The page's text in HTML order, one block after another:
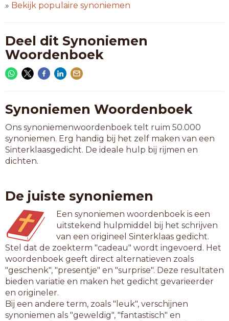
» Bekijk populaire synoniemen
Deel dit Synoniemen
Woordenboek
Synoniemen Woordenboek
Ons synoniemenwoordenboek telt ruim 50.000
synoniemen. Erg handig bij het zelf maken van een
Sinterklaasgedicht. De ideale hulp bij rijmen en
dichten.
De juiste synoniemen
Een synoniemen woordenboek is een
uitstekend hulpmiddel bij het schrijven
van een origineel Sinterklaas gedicht.
Stel dat de zoekterm "cadeau" wordt ingevoerd. Het
woordenboek geeft direct alternatieven zoals
"geschenk", "presentje" en "surprise". Deze resultaten
bieden variatie en maken het gedicht gevarieerder
en origineler.
Bij een andere term, zoals "leuk", verschijnen
synoniemen als "geweldig", "fantastisch" en